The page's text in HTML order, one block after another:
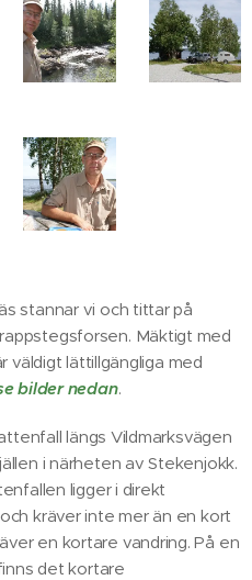
stannar vi och tittar på
Mäktigt med
väldigt lättillgängliga med
bilder nedan.
längs Vildmarksvägen
i närheten av Stekenjokk.
ligger i direkt
kräver inte mer än en kort
en kortare vandring. På en
det kortare